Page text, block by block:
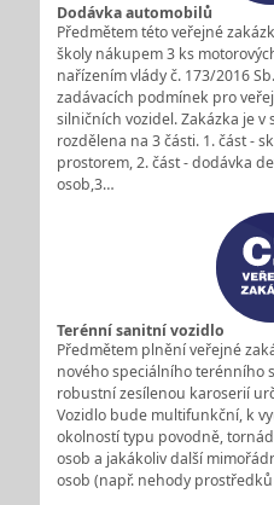
Dodávka automobilů
Předmětem této veřejné
školy nákupem 3 ks
nařízením vlády č. 173/2016
zadávacích podmínek pro
silničních vozidel. Zakázka je v
rozdělena na 3 části. 1. část -
prostorem, 2. část - dodávka
osob,3…
Terénní sanitní vozidlo
Předmětem plnění veřejné
nového speciálního terénního
robustní zesílenou karoserií
Vozidlo bude multifunkční, k
okolností typu povodně,
osob a jakákoliv další
osob (např. nehody